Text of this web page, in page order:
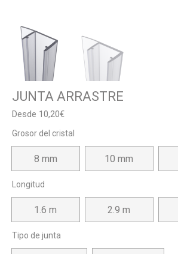
JUNTA ARRASTRE
Desde 10,20€
Grosor del cristal
8 mm 10 mm
Longitud
1.6 m 2.9 m
Tipo de junta